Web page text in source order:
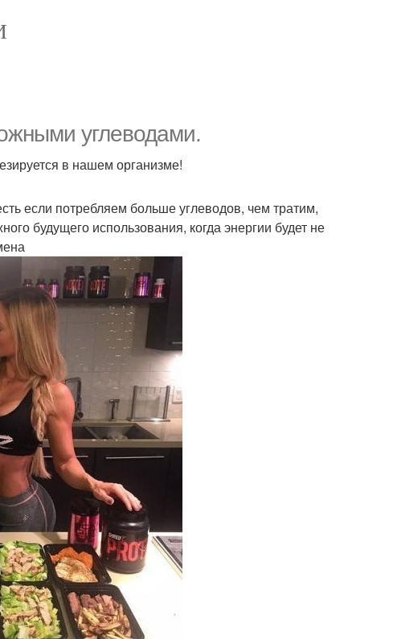
углеводами.
в нашем организме!
если потребляем больше углеводов, чем тратим,
будущего использования, когда энергии будет не